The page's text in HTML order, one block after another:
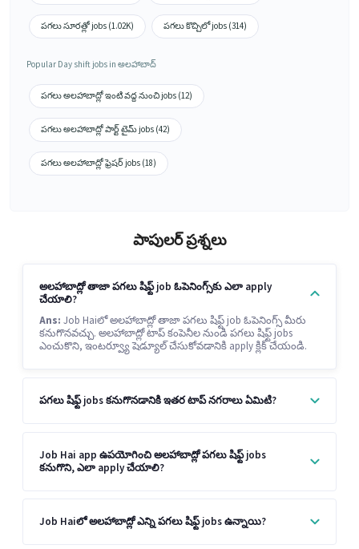
పగలు సూరత్లో jobs (1.02K) పగలు కొచ్చిలో jobs (314)
Popular Day shift jobs in అలహాబాద్
పగలు అలహాబాద్లో ఇంటి వద్ద నుంచి jobs (12)
పగలు అలహాబాద్లో పార్ట్ టైమ్ jobs (42)
పగలు అలహాబాద్లో ఫ్రెషర్ jobs (18)
పాపులర్ ప్రశ్నలు
అలహాబాద్లో తాజా పగలు షిఫ్ట్ job ఓపెనింగ్స్‌కు ఎలా apply
చేయాలి?
Ans: Job Haiలో అలహాబాద్లో తాజా పగలు షిఫ్ట్ job ఓపెనింగ్స్ మీరు
కనుగొనవచ్చు. అలహాబాద్లో టాప్ కంపెనీల నుండి పగలు షిఫ్ట్ jobs
ఎంచుకొని, ఇంటర్వ్యూ షెడ్యూల్ చేసుకోవడానికి apply క్లిక్ చేయండి.
పగలు షిఫ్ట్ jobs కనుగొనడానికి ఇతర టాప్ నగరాలు ఏమిటి?
Job Hai app ఉపయోగించి అలహాబాద్లో పగలు షిఫ్ట్ jobs
కనుగొని, ఎలా apply చేయాలి?
Job Haiలో అలహాబాద్లో ఎన్ని పగలు షిఫ్ట్ jobs ఉన్నాయి?